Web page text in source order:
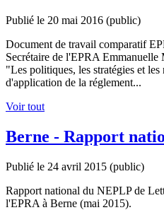
Publié le 20 mai 2016 (public)
Document de travail comparatif
Secrétaire de l'EPRA Emmanuelle
"Les politiques, les stratégies et les
d'application de la réglement...
Voir tout
Berne - Rapport
Publié le 24 avril 2015 (public)
Rapport national du NEPLP de
l'EPRA à Berne (mai 2015).